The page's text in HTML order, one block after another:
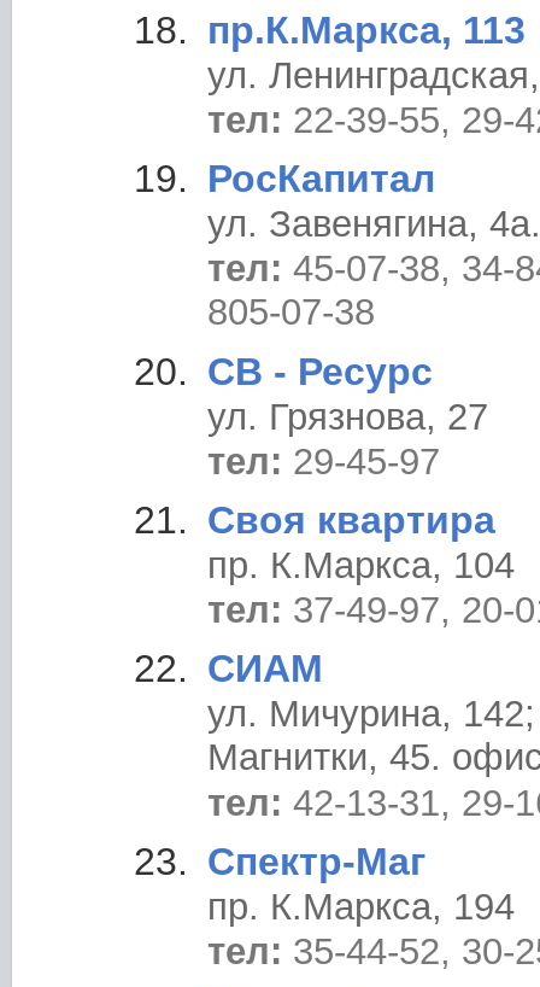
пр.К.Маркса, 113
ул.
тел: 22-39-55, 29-
РосКапитал
ул. Завенягина,
тел: 45-07-38, 34-
805-07-38
СВ - Ресурс
ул. Грязнова, 27
тел: 29-45-97
Своя квартира
пр. К.Маркса, 104
тел: 37-49-97, 20-
СИАМ
ул. Мичурина,
Магнитки, 45.
тел: 42-13-31, 29-
Спектр-Маг
пр. К.Маркса, 194
тел: 35-44-52, 30-